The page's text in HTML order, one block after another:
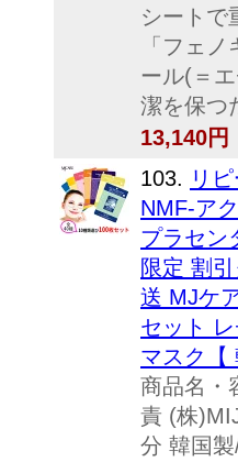
シートで
「フェ
ール(＝
潔を保つ
13,140円
103. リ
NMF-ア
プラセン
限定 割
送 MJケ
セット
マスク【
商品名・
責 (株
分 韓国